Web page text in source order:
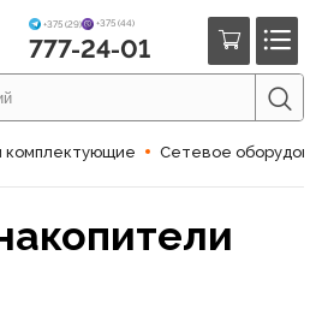
+375 (29) +375 (44)
777-24-01
комплектующие Сетевое